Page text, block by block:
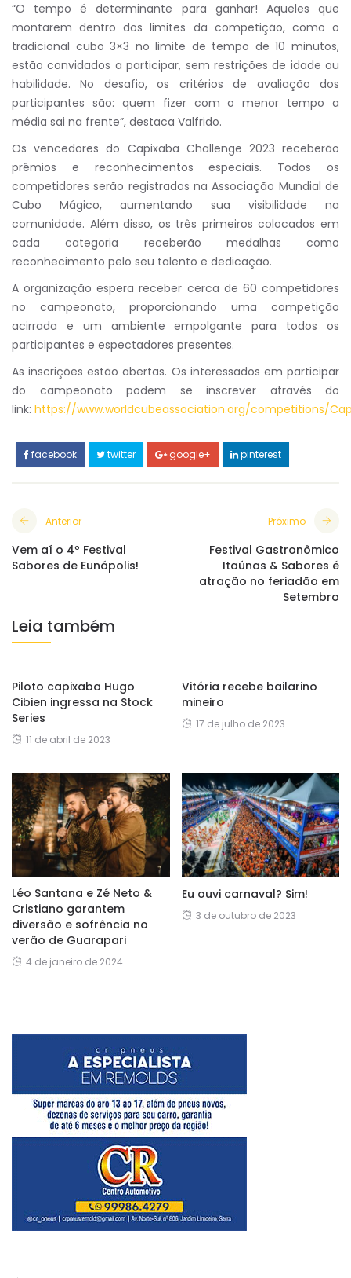
“O tempo é determinante para ganhar! Aqueles que
montarem dentro dos limites da competição, como o
tradicional cubo 3×3 no limite de tempo de 10 minutos,
estão convidados a participar, sem restrições de idade ou
habilidade. No desafio, os critérios de avaliação dos
participantes são: quem fizer com o menor tempo a
média sai na frente”, destaca Valfrido.
Os vencedores do Capixaba Challenge 2023 receberão
prêmios e reconhecimentos especiais. Todos os
competidores serão registrados na Associação Mundial de
Cubo Mágico, aumentando sua visibilidade na
comunidade. Além disso, os três primeiros colocados em
cada categoria receberão medalhas como
reconhecimento pelo seu talento e dedicação.
A organização espera receber cerca de 60 competidores
no campeonato, proporcionando uma competição
acirrada e um ambiente empolgante para todos os
participantes e espectadores presentes.
As inscrições estão abertas. Os interessados em participar
do campeonato podem se inscrever através do
link: https://www.worldcubeassociation.org/competitions/
facebook twitter google+ pinterest
Anterior
Vem aí o 4º Festival
Sabores de Eunápolis!
Próximo
Festival Gastronômico
Itaúnas & Sabores é
atração no feriadão em
Setembro
Leia também
Piloto capixaba Hugo
Cibien ingressa na Stock
Series
11 de abril de 2023
Vitória recebe bailarino
mineiro
17 de julho de 2023
Léo Santana e Zé Neto &
Cristiano garantem
diversão e sofrência no
verão de Guarapari
4 de janeiro de 2024
Eu ouvi carnaval? Sim!
3 de outubro de 2023